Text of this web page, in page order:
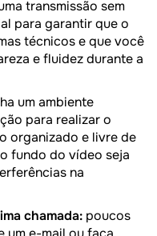
transmissão sem
para garantir que o
técnicos e que você
e fluidez durante a
um ambiente
para realizar o
organizado e livre de
fundo do vídeo seja
na
chamada: poucos